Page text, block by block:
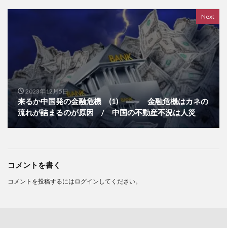
Next
2023年12月5日
来るか中国発の金融危機 (1) ―— 金融危機はカネの
流れが詰まるのが原因 / 中国の不動産不況は人災
コメントを書く
コメントを投稿するには ログイン してください。